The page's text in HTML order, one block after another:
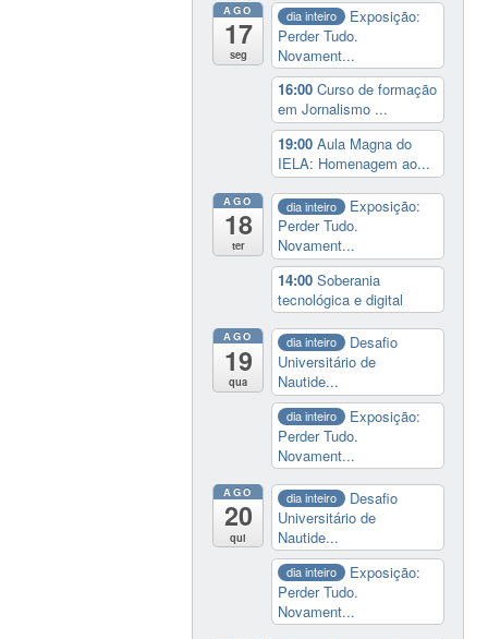
AGO
17
seg
dia inteiro
Exposição:
Perder Tudo.
Novament...
16:00Curso de formação
em Jornalismo ...
19:00Aula Magna do
IELA: Homenagem ao...
AGO
18
ter
dia inteiro
Exposição:
Perder Tudo.
Novament...
14:00Soberania
tecnológica e digital
AGO
19
qua
dia inteiro
Desafio
Universitário de
Nautide...
dia inteiro
Exposição:
Perder Tudo.
Novament...
AGO
20
qui
dia inteiro
Desafio
Universitário de
Nautide...
dia inteiro
Exposição:
Perder Tudo.
Novament...